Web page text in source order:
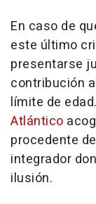
En caso de
este último
presentarse
contribución
límite de
Atlántico
procedente
integrador
ilusión.